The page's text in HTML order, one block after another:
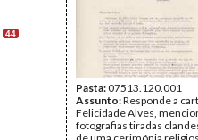
44
Pasta:07513.120.001
Assunto:Responde a
Felicidade Alves,
fotografias tiradas